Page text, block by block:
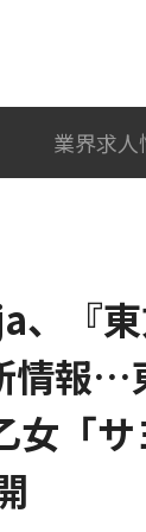
業界求人
『東
情報
「サ